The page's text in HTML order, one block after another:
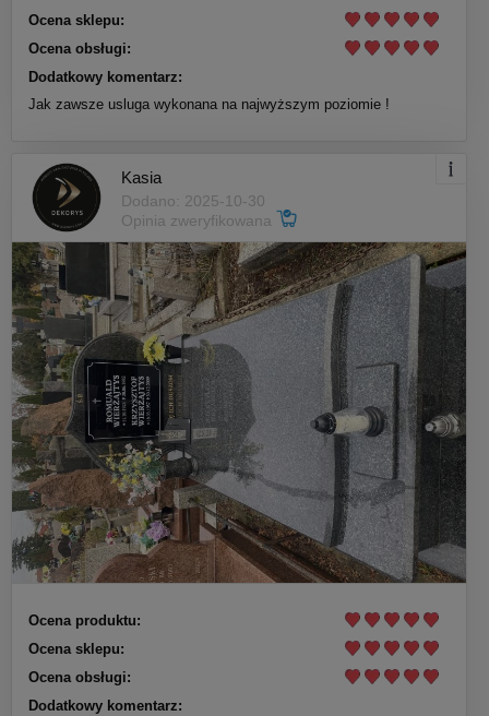
Ocena sklepu:
Ocena obsługi:
Dodatkowy komentarz:
Jak zawsze usluga wykonana na najwyższym poziomie !
Kasia
Dodano: 2025-10-30
Opinia zweryfikowana
Ocena produktu:
Ocena sklepu:
Ocena obsługi:
Dodatkowy komentarz: